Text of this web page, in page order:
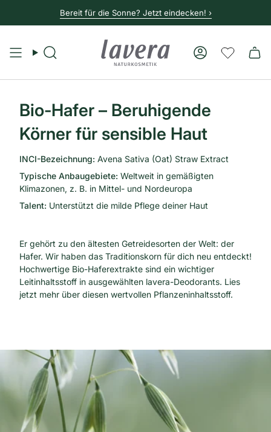
Bereit für die Sonne? Jetzt eindecken! ›
Suche Konto
Bio-Hafer – Beruhigende
Körner für sensible Haut
INCI-Bezeichnung: Avena Sativa (Oat) Straw Extract
Typische Anbaugebiete: Weltweit in gemäßigten
Klimazonen, z. B. in Mittel- und Nordeuropa
Talent: Unterstützt die milde Pflege deiner Haut
Er gehört zu den ältesten Getreidesorten der Welt: der
Hafer. Wir haben das Traditionskorn für dich neu entdeckt!
Hochwertige Bio-Haferextrakte sind ein wichtiger
Leitinhaltsstoff in ausgewählten lavera-Deodorants. Lies
jetzt mehr über diesen wertvollen Pflanzeninhaltsstoff.